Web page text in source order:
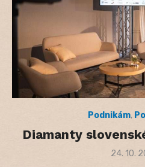
Podnikám,
Diamanty
Posted
24. 10.